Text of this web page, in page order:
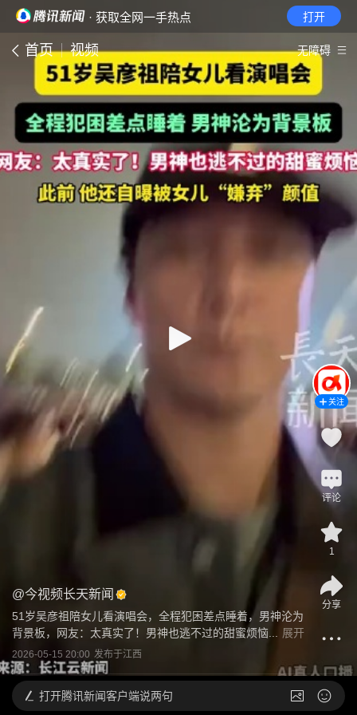
· 获取全网一手热点 打开
首页 视频 无障碍
@今视频长天新闻
51岁吴彦祖陪女儿看演唱会，全程犯困差点睡着，男神沦为
背景板，网友：太真实了！男神也逃不过的甜蜜烦恼...
展开
2026-05-15 20:00 发布于江西
关注
评论
1
分享
打开腾讯新闻客户端说两句